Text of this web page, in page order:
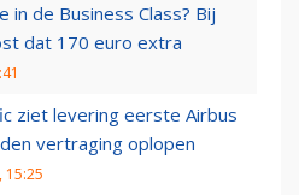
in de Business Class? Bij
dat 170 euro extra
ziet levering eerste Airbus
vertraging oplopen
15:25